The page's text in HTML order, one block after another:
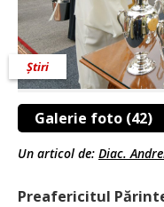
Galerie foto (42)
Știri
Un articol de: Diac.
Preafericitul